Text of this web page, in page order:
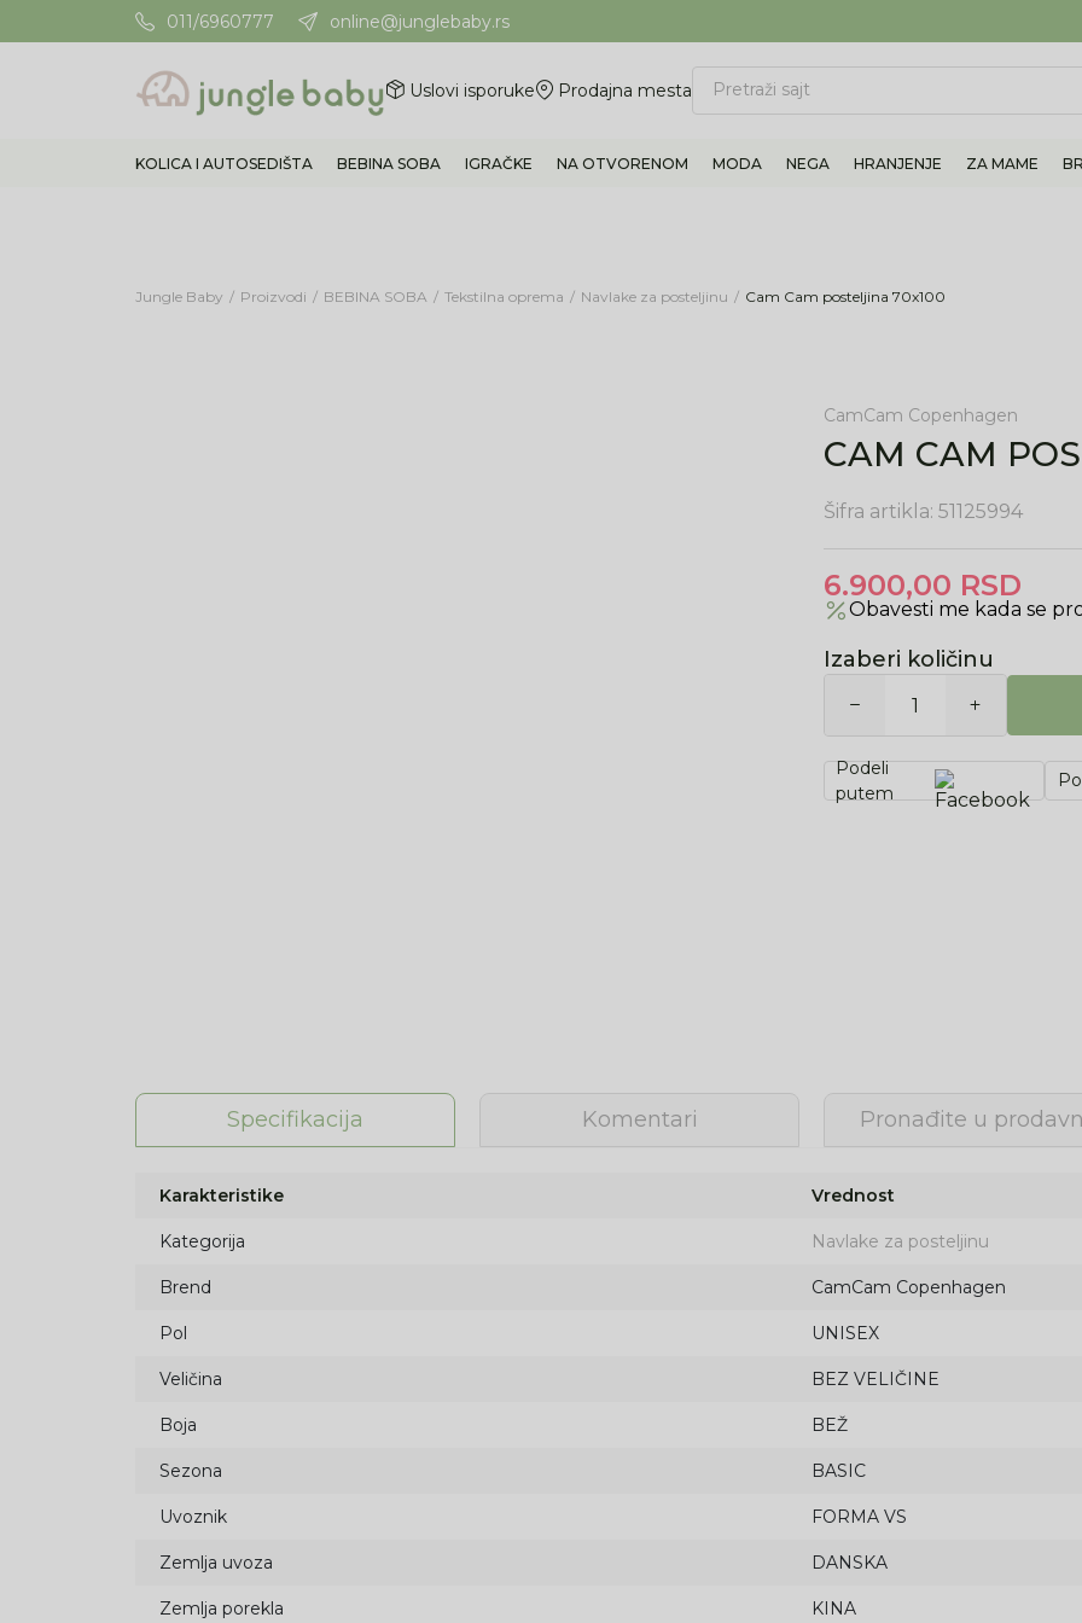
011/6960777 online@junglebaby.rsPotrebna Vam je pomoć? Pozovite 011/6960777
Uslovi isporuke Prodajna mesta Pretraži sajt
KOLICA I AUTOSEDIŠTA BEBINA SOBA IGRAČKE NA OTVORENOM MODA NEGA HRANJENJE ZA MAME
Jungle Baby Proizvodi BEBINA SOBA Tekstilna oprema Navlake za posteljinu Cam Cam posteljina 70x100
CamCam Copenhagen
CAM CAM
Šifra artikla: 51125994
6.900,00 RSD
Obavesti me kada se
Izaberi količinu
Podeli
putem
Specifikacija Komentari Pronađite u
Karakteristike Vrednost
Kategorija Navlake za posteljinu
Brend CamCam Copenhagen
Pol UNISEX
Veličina BEZ VELIČINE
Boja BEŽ
Sezona BASIC
Uvoznik FORMA VS
Zemlja uvoza DANSKA
Zemlja porekla KINA
Prijava na newsletter
Prijavite se za novosti i promocije. Budite prvi